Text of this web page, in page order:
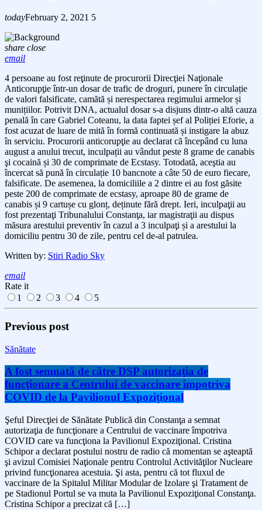
todayFebruary 2, 2021 5
share close
email
4 persoane au fost reţinute de procurorii Direcţiei Naţionale
Anticorupţie într-un dosar de trafic de droguri, punere în circulație
de valori falsificate, camătă și nerespectarea regimului armelor și
munițiilor. Potrivit DNA, actualul dosar s-a disjuns dintr-o altă cauza
penalăîn care Gabriel Coteanu, la data faptei șef al Poliției Eforie, a
fost acuzat de luare de mită în formă continuată și instigare la abuz
în serviciu. Procurorii anticorupţie au declarat că începând cu luna
august a anului trecut, inculpații au vândut peste 8 grame de canabis
şi cocaină și 30 de comprimate de Ecstasy. Totodată, aceştia au
încercat să pună în circulație 10 bancnote a câte 50 de euro fiecare,
falsificate. De asemenea, la domiciliile a 2 dintre ei au fost găsite
peste 200 de comprimate de ecstasy, aproape 80 de grame de
canabis și 9 cartușe cu glonț, deținute fără drept. Ieri, inculpaţii au
fost prezentaţi Tribunalului Constanţa, iar magistraţii au dispus
măsura arestului preventiv în cazul a 3 inculpaţi și a arestului la
domiciliu pentru 30 de zile, pentru cel de-al patrulea.
Written by: Stiri Radio Sky
email
Rate it
1
2 3 4 5
Previous post
Sănătate
A fost semnată de către DSP autorizaţia de
funcţionare a Centrului de vaccinare împotriva
COVID de la Pavilionul Expoziţional
Şeful Direcţiei de Sănătate Publică din Constanţa a semnat
autorizaţia de funcţionare a Centrului de vaccinare împotriva
COVID care va funcţiona la Pavilionul Expoziţional. Cristina
Schipor a declarat postului nostru de radio că momentan se aşteaptă
şi avizul Comisiei Naţionale pentru Controlul Activităţilor Nucleare
privind funcţionarea acestuia. Şi asta, pentru că tot fluxul de
vaccinare de la Spitalul Militar Modular de Izolare şi Tratament de
pe Stadionul Portul se va muta la Pavilionul Expoziţional Constanţa.
Cristina Schipor a precizat că […]